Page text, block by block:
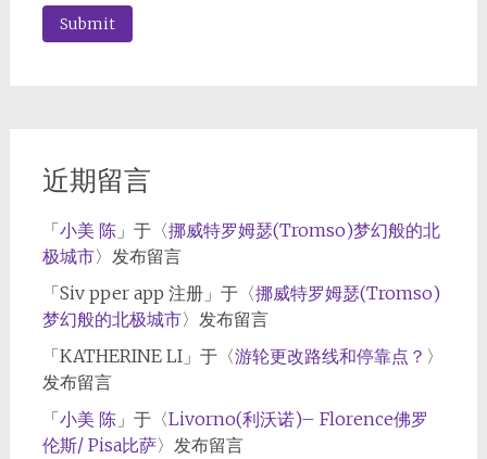
近期留言
「小美 陈」于〈挪威特罗姆瑟(Tromso)梦幻般的北
极城市〉发布留言
「Siv pper app 注册」于〈挪威特罗姆瑟(Tromso)
梦幻般的北极城市〉发布留言
「KATHERINE LI」于〈游轮更改路线和停靠点？ 〉
发布留言
「小美 陈」于〈Livorno(利沃诺)– Florence佛罗
伦斯/ Pisa比萨〉发布留言